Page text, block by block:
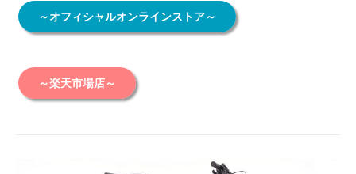
～オフィシャルオンラインストア～
～楽天市場店～